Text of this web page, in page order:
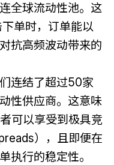
全球流动性池。这
单时，订单能以
抗高频波动带来的
连结了超过50家
性供应商。这意味
可以享受到极具竞
），且即便在
执行的稳定性。